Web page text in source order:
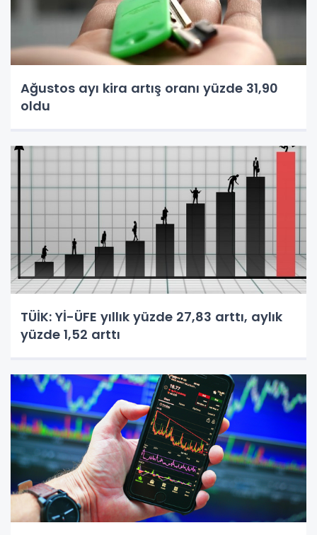
Ağustos ayı kira artış oranı yüzde 31,90
oldu
TÜİK: Yİ-ÜFE yıllık yüzde 27,83 arttı, aylık
yüzde 1,52 arttı